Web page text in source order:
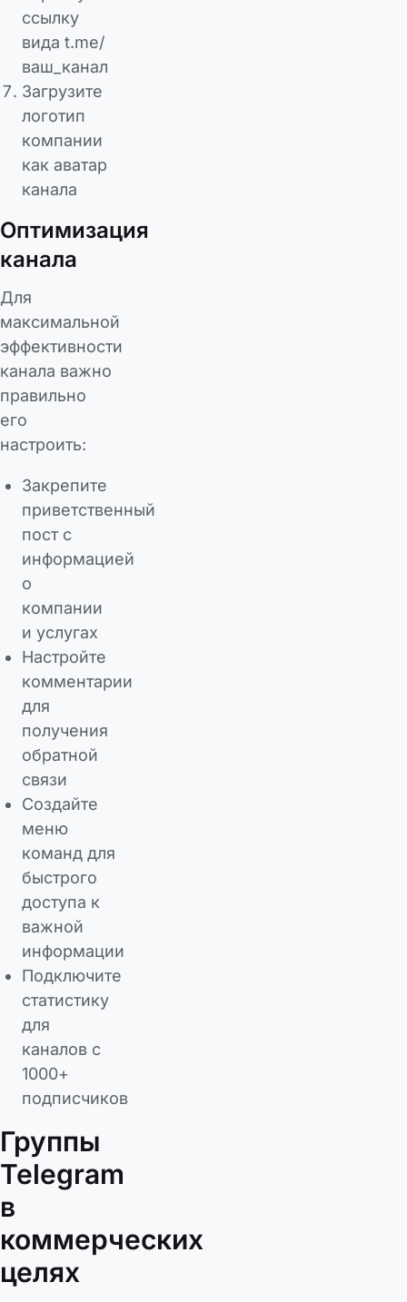
ссылку
вида t.me/
ваш_канал
Загрузите
логотип
компании
как аватар
канала
Оптимизация
канала
Для
максимальной
эффективности
канала важно
правильно
его
настроить:
Закрепите
приветственный
пост с
информацией
о
компании
и услугах
Настройте
комментарии
для
получения
обратной
связи
Создайте
меню
команд для
быстрого
доступа к
важной
информации
Подключите
статистику
для
каналов с
1000+
подписчиков
Группы
Telegram
в
коммерческих
целях